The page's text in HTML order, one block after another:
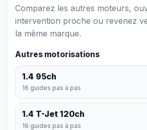
Comparez les autres moteurs,
intervention proche ou revenez
la même marque.
Autres motorisations
1.4 95ch
16 guides pas à pas
1.4 T-Jet 120ch
16 guides pas à pas